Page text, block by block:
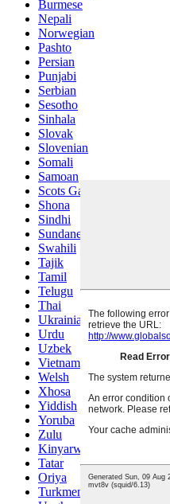
Burmese
Nepali
Norwegian
Pashto
Persian
Punjabi
Serbian
Sesotho
Sinhala
Slovak
Slovenian
Somali
Samoan
Scots Gaelic
Shona
Sindhi
Sundanese
Swahili
Tajik
Tamil
Telugu
Thai
Ukrainian
Urdu
Uzbek
Vietnamese
Welsh
Xhosa
Yiddish
Yoruba
Zulu
Kinyarwanda
Tatar
Oriya
Turkmen